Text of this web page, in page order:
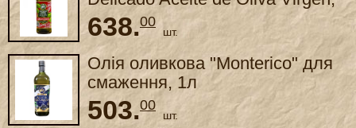
1 л
638.00
шт.
Олія оливкова "Monterico" для
смаження, 1л
503.00
шт.